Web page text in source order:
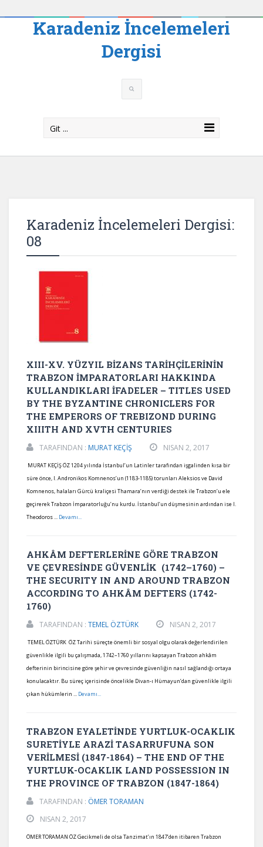
Karadeniz İncelemeleri
Dergisi
Git ...
Karadeniz İncelemeleri Dergisi:
08
XIII-XV. YÜZYIL BİZANS TARİHÇİLERİNİN
TRABZON İMPARATORLARI HAKKINDA
KULLANDIKLARI İFADELER – TITLES USED
BY THE BYZANTINE CHRONICLERS FOR
THE EMPERORS OF TREBIZOND DURING
XIIITH AND XVTH CENTURIES
TARAFINDAN : MURAT KEÇİŞ NISAN 2, 2017
MURAT KEÇİŞ ÖZ 1204 yılında İstanbul’un Latinler tarafından işgalinden kısa bir
süre önce, I. Andronikos Komnenos’un (1183-1185) torunları Aleksios ve David
Komnenos, halaları Gürcü kraliçesi Thamara’nın verdiği destek ile Trabzon’u ele
geçirerek Trabzon İmparatorluğu’nu kurdu. İstanbul’un düşmesinin ardından ise I.
Theodoros ... Devamı...
AHKÂM DEFTERLERİNE GÖRE TRABZON
VE ÇEVRESİNDE GÜVENLİK (1742–1760) –
THE SECURITY IN AND AROUND TRABZON
ACCORDING TO AHKÂM DEFTERS (1742-
1760)
TARAFINDAN : TEMEL ÖZTÜRK NISAN 2, 2017
TEMEL ÖZTÜRK ÖZ Tarihi süreçte önemli bir sosyal olgu olarak değerlendirilen
güvenlikle ilgili bu çalışmada, 1742–1760 yıllarını kapsayan Trabzon ahkâm
defterinin birincisine göre şehir ve çevresinde güvenliğin nasıl sağlandığı ortaya
konulacaktır. Bu süreç içerisinde öncelikle Divan-ı Hümayun’dan güvenlikle ilgili
çıkan hükümlerin ... Devamı...
TRABZON EYALETİNDE YURTLUK-OCAKLIK
SURETİYLE ARAZİ TASARRUFUNA SON
VERİLMESİ (1847-1864) – THE END OF THE
YURTLUK-OCAKLIK LAND POSSESSION IN
THE PROVINCE OF TRABZON (1847-1864)
TARAFINDAN : ÖMER TORAMAN
NISAN 2, 2017
ÖMER TORAMAN ÖZ Gecikmeli de olsa Tanzimat’ın 1847’den itibaren Trabzon